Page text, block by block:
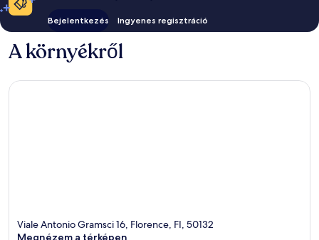
Bejelentkezés Ingyenes regisztráció
A környékről
Viale Antonio Gramsci 16, Florence, FI, 50132
Megnézem a térképen